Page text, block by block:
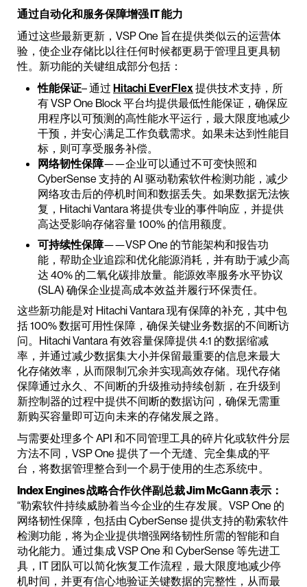
通过自动化和服务保障增强 IT 能力
通过这些最新更新，VSP One 旨在提供类似云的运营体
验，使企业存储比以往任何时候都更易于管理且更具韧
性。新功能的关键组成部分包括：
性能保证– 通过 Hitachi EverFlex提供技术支持，所
有 VSP One Block 平台均提供最低性能保证，确保应
用程序以可预测的高性能水平运行，最大限度地减少
干预，并安心满足工作负载需求。如果未达到性能目
标，则可享受服务补偿。
网络韧性保障——企业可以通过不可变快照和
CyberSense 支持的 AI 驱动勒索软件检测功能，减少
网络攻击后的停机时间和数据丢失。如果数据无法恢
复，Hitachi Vantara 将提供专业的事件响应，并提供
高达受影响存储容量 100% 的信用额度。
可持续性保障——VSP One 的节能架构和报告功
能，帮助企业追踪和优化能源消耗，并有助于减少高
达 40% 的二氧化碳排放量。能源效率服务水平协议
(SLA) 确保企业提高成本效益并履行环保责任。
这些新功能是对 Hitachi Vantara 现有保障的补充，其中包
括 100% 数据可用性保障，确保关键业务数据的不间断访
问。Hitachi Vantara 有效容量保障提供 4:1 的数据缩减
率，并通过减少数据集大小并保留最重要的信息来最大
化存储效率，从而限制冗余并实现高效存储。现代存储
保障通过永久、不间断的升级推动持续创新，在升级到
新控制器的过程中提供不间断的数据访问，确保无需重
新购买容量即可迈向未来的存储发展之路。
与需要处理多个 API 和不同管理工具的碎片化或软件分层
方法不同，VSP One 提供了一个无缝、完全集成的平
台，将数据管理整合到一个易于使用的生态系统中。
Index Engines 战略合作伙伴副总裁 Jim McGann 表示：
“勒索软件持续威胁着当今企业的生存发展。VSP One 的
网络韧性保障，包括由 CyberSense 提供支持的勒索软件
检测功能，将为企业提供增强网络韧性所需的智能和自
动化能力。通过集成 VSP One 和 CyberSense 等先进工
具，IT 团队可以简化恢复工作流程，最大限度地减少停
机时间，并更有信心地验证关键数据的完整性，从而最